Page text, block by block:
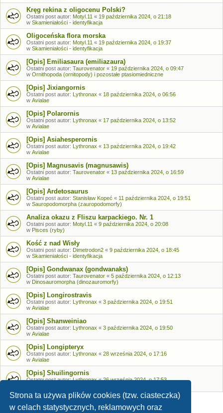
Strona ta używa plików cookies (tzw. ciasteczka)
w celach statystycznych, reklamowych oraz
Kręg rekina z oligocenu Polski?
Ostatni post autor: Motyl.11 « 19 października 2024, o 21:18
w Skamieniałości - identyfikacja
Oligoceńska flora morska
Ostatni post autor: Motyl.11 « 19 października 2024, o 19:37
w Skamieniałości - identyfikacja
[Opis] Emiliasaura (emiliazaura)
Ostatni post autor: Taurovenator « 19 października 2024, o 09:47
w Ornithopoda (ornitopody) i pozostałe ptasiomiedniczne
[Opis] Jixiangornis
Ostatni post autor: Lythronax « 18 października 2024, o 06:56
w Avialae
[Opis] Polarornis
Ostatni post autor: Lythronax « 17 października 2024, o 13:52
w Avialae
[Opis] Asiahesperornis
Ostatni post autor: Lythronax « 13 października 2024, o 19:42
w Avialae
[Opis] Magnusavis (magnusawis)
Ostatni post autor: Taurovenator « 13 października 2024, o 16:59
w Avialae
[Opis] Ardetosaurus
Ostatni post autor: Stanisław Kopeć « 11 października 2024, o 19:51
w Sauropodomorpha (zauropodomorfy)
Analiza okazu z Fliszu karpackiego. Nr. 1
Ostatni post autor: Motyl.11 « 9 października 2024, o 20:08
w Pisces (ryby)
Kość z nad Wisły
Ostatni post autor: Dimetrodon2 « 9 października 2024, o 18:45
w Skamieniałości - identyfikacja
[Opis] Gondwanax (gondwanaks)
Ostatni post autor: Taurovenator « 5 października 2024, o 12:13
w Dinosauromorpha (dinozauromorfy)
[Opis] Longirostravis
Ostatni post autor: Lythronax « 3 października 2024, o 19:51
w Avialae
[Opis] Shanweiniao
Ostatni post autor: Lythronax « 3 października 2024, o 19:50
w Avialae
[Opis] Longipteryx
Ostatni post autor: Lythronax « 28 września 2024, o 17:16
w Avialae
[Opis] Shuilingornis
Ostatni post autor:Lythronax«26 września 2024, o 17:53